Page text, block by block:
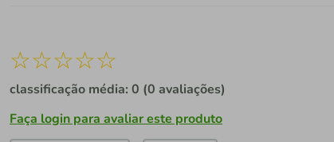
☆☆☆☆☆
classificação média: 0 (0 avaliações)
Faça login para avaliar este produto